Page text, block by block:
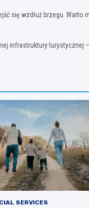
się wzdłuż brzegu. Warto
turystycznej
SERVICES